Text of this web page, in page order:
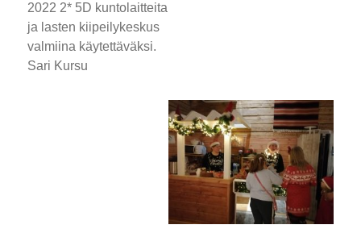
2022 2* 5D kuntolaitteita
ja lasten kiipeilykeskus
valmiina käytettäväksi.
Sari Kursu